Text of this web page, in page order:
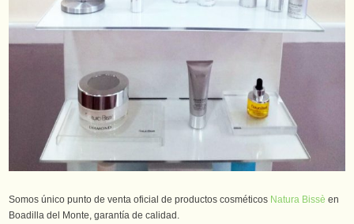
Somos único punto de venta oficial de productos cosméticos Natura Bissè en
Boadilla del Monte, garantía de calidad.